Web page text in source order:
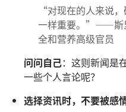
“对现在的人来说
一样重要。”——斯
全和营养高级官员
问问自己：这则新闻是
一些个人言论呢？
选择资讯时，不要被感